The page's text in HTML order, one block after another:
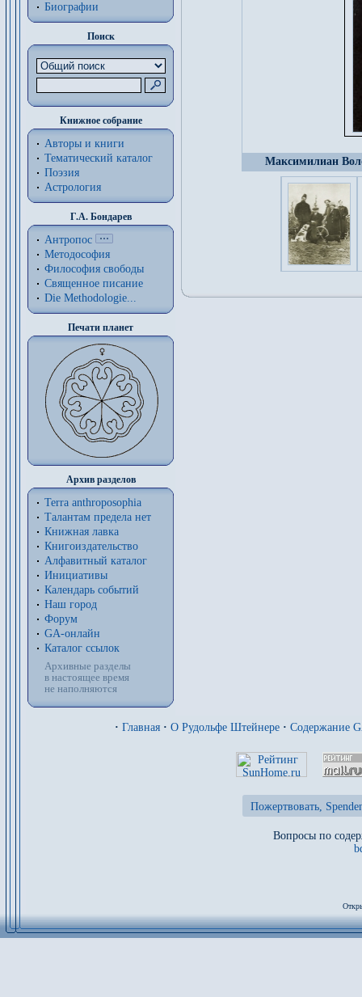
Биографии
Поиск
Книжное собрание
Авторы и книги
Тематический каталог
Поэзия
Астрология
Г.А. Бондарев
Антропос
Методософия
Философия cвободы
Священное писание
Die Methodologie...
Печати планет
Архив разделов
Terra anthroposophia
Талантам предела нет
Книжная лавка
Книгоиздательство
Алфавитный каталог
Инициативы
Календарь событий
Наш город
Форум
GA-онлайн
Каталог ссылок
Архивные разделы
в настоящее время
не наполняются
Максимилиан
· Главная · О Рудольфе Штейнере · Содержание
Пожертвовать,
Вопросы по